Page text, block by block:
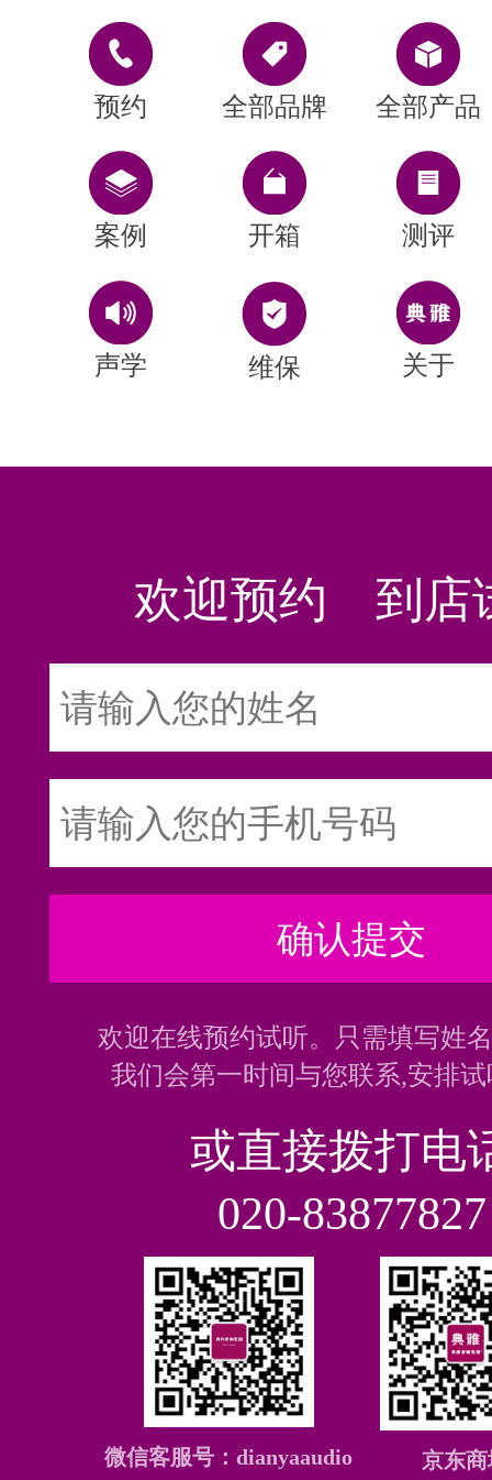
预约 全部品牌 全部产品
案例 开箱 测评
声学 维保 关于
欢迎预约 到店
欢迎在线预约试听。只需填写姓
我们会第一时间与您联系,安排
或直接拨打电
020-83877827
微信客服号：dianyaaudio 京东商